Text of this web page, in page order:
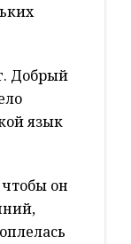
Добрый
язык
он